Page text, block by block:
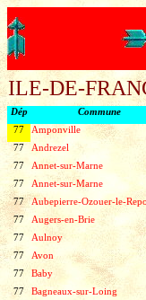
ILE-DE-
Dép Commune
77
Amponville
77
Andrezel
77
Annet-sur-Marne
77
Annet-sur-Marne
77
Aubepierre-Ozouer-le-
77
Augers-en-Brie
77
Aulnoy
77
Avon
77
Baby
77
Bagneaux-sur-Loing